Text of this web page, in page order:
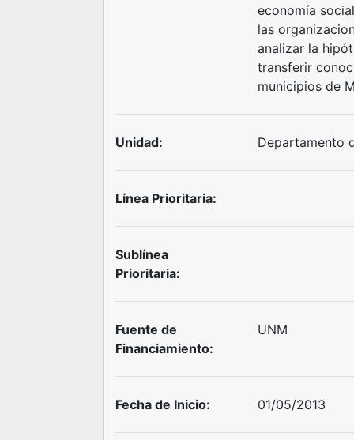
economía
las
analizar la
transferir
municipios de
Unidad: Departamento
Línea Prioritaria:
Sublínea
Prioritaria:
Fuente de
Financiamiento:
UNM
Fecha de Inicio: 01/05/2013